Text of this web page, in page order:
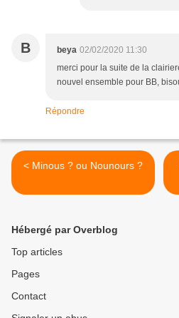
B beya 02/02/2020 11:30
merci pour la suite de la
nouvel ensemble pour BB,
Répondre
< Minous ? ou Nounours ?
Hébergé par Overblog
Top articles
Pages
Contact